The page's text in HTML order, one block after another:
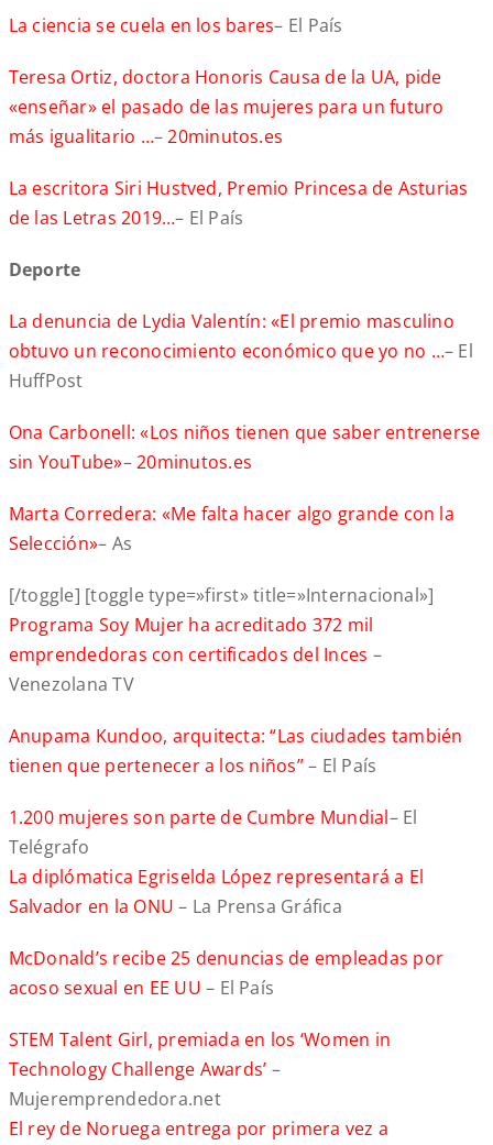
La ciencia se cuela en los bares– El País
Teresa Ortiz, doctora Honoris Causa de la UA, pide
«enseñar» el pasado de las mujeres para un futuro
más igualitario …–20minutos.es
La escritora Siri Hustved, Premio Princesa de Asturias
de las Letras 2019…– El País
Deporte
La denuncia de Lydia Valentín: «El premio masculino
obtuvo un reconocimiento económico que yo no …– El
HuffPost
Ona Carbonell: «Los niños tienen que saber entrenerse
sin YouTube»–20minutos.es
Marta Corredera: «Me falta hacer algo grande con la
Selección»– As
[/toggle] [toggle type=»first» title=»Internacional»]
Programa Soy Mujer ha acreditado 372 mil
emprendedoras con certificados del Inces –
Venezolana TV
Anupama Kundoo, arquitecta: “Las ciudades también
tienen que pertenecer a los niños”– El País
1.200 mujeres son parte de Cumbre Mundial– El
Telégrafo
La diplómatica Egriselda López representará a El
Salvador en la ONU – La Prensa Gráfica
McDonald’s recibe 25 denuncias de empleadas por
acoso sexual en EE UU – El País
STEM Talent Girl, premiada en los ‘Women in
Technology Challenge Awards’ –
Mujeremprendedora.net
El rey de Noruega entrega por primera vez a